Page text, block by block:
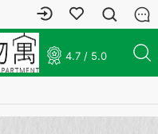
4.7 / 5.0